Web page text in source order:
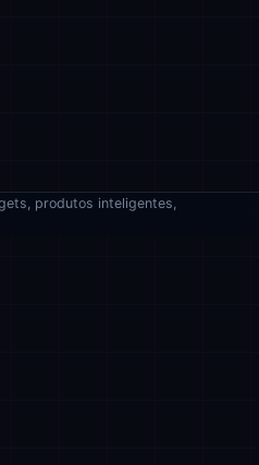
produtos inteligentes,